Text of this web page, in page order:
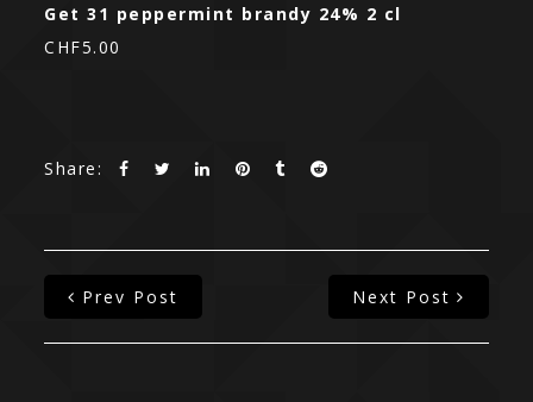
Get 31 peppermint brandy 24% 2 cl
CHF5.00
Share:
Prev Post Next Post